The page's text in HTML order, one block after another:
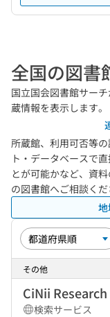
全国の図書
国立国会図書館サー
蔵情報を表示します。
所蔵館、利用可否等
ト・データベースで
とが可能かなど、資
の図書館へご相談く
その他
CiNii Research
検索サービス